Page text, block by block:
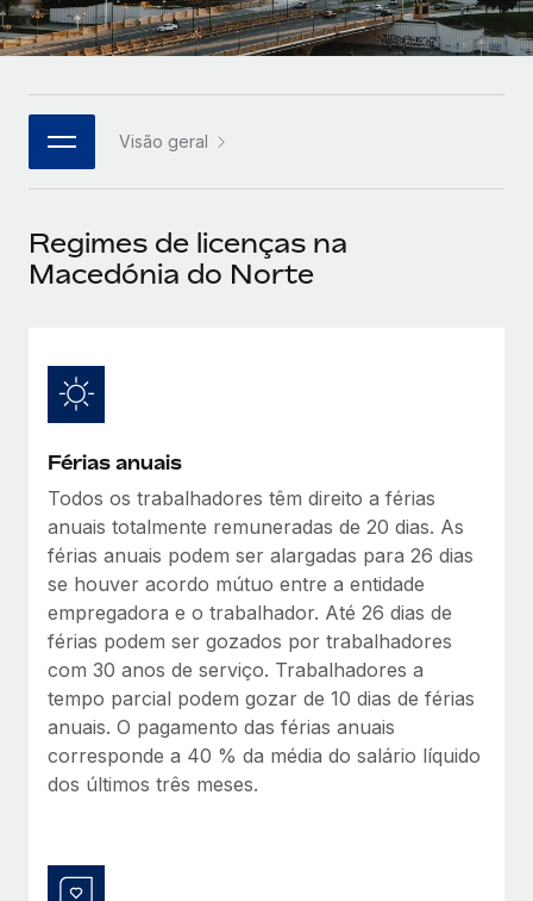
Mais informações
Reverse Tech's strategic partnership with
Remote for contractor management and
payroll
Mais informações
한국어
中文（简体）
Visão geral
Regimes de licenças na
Macedónia do Norte
Férias anuais
Todos os trabalhadores têm direito a férias
anuais totalmente remuneradas de 20 dias. As
férias anuais podem ser alargadas para 26 dias
se houver acordo mútuo entre a entidade
empregadora e o trabalhador. Até 26 dias de
férias podem ser gozados por trabalhadores
com 30 anos de serviço. Trabalhadores a
tempo parcial podem gozar de 10 dias de férias
anuais. O pagamento das férias anuais
corresponde a 40 % da média do salário líquido
dos últimos três meses.